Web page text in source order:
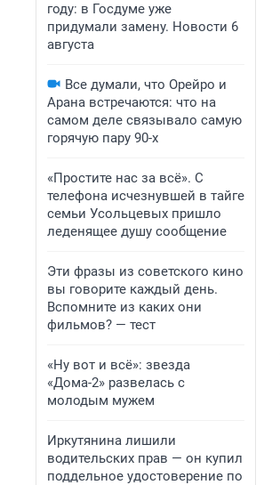
году: в Госдуме уже
придумали замену. Новости 6
августа
Все думали, что Орейро и
Арана встречаются: что на
самом деле связывало самую
горячую пару 90-х
«Простите нас за всё». С
телефона исчезнувшей в тайге
семьи Усольцевых пришло
леденящее душу сообщение
Эти фразы из советского кино
вы говорите каждый день.
Вспомните из каких они
фильмов? — тест
«Ну вот и всё»: звезда
«Дома-2» развелась с
молодым мужем
Иркутянина лишили
водительских прав — он купил
поддельное удостоверение по